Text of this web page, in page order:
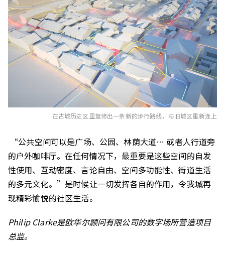
在古城历史区里复修出一条新的步行路线，与旧城区重新连上
“公共空间可以是广场、公园、林荫大道… 或者人行道旁
的户外咖啡厅。在任何情况下，最重要是这些空间的自发
性使用、互动密度、言论自由、空间多功能性、街道生活
的多元文化。”是时候让一切发挥各自的作用，令我城再
现精彩愉悦的社区生活。
Philip Clarke是欧华尔顾问有限公司的数字场所营造项目
总监。